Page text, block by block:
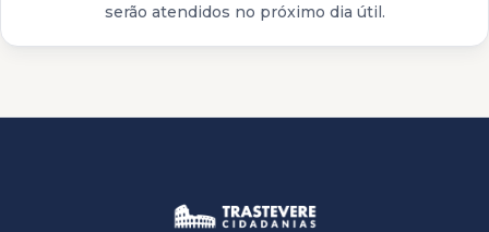
serão atendidos no próximo dia útil.